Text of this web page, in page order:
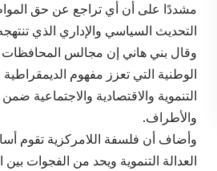
مشددًا على أن أي تراجع عن حق
التحديث السياسي والإداري الذي تنتهجه
وقال بني هاني إن مجالس المحافظات
الوطنية التي تعزز مفهوم الديمقراطية
التنموية والاقتصادية والاجتماعية
والأطراف.
وأضاف أن فلسفة اللامركزية تقوم
العدالة التنموية ويحد من الفجوات